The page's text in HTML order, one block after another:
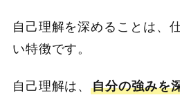
自己理解を深めることは、
い特徴です。
自己理解は、自分の強みを